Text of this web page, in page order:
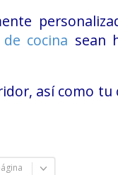
cocina sean
así como